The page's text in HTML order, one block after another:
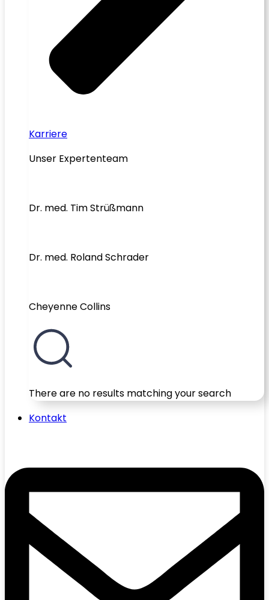
Karriere
Unser Expertenteam
Dr. med. Tim Strüßmann
Dr. med. Roland Schrader
Cheyenne Collins
There are no results matching your search
Kontakt